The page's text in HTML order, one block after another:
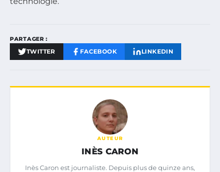
PARTAGER :
TWITTER FACEBOOK LINKEDIN
AUTEUR
INÈS CARON
Inès Caron est journaliste. Depuis plus de quinze ans,